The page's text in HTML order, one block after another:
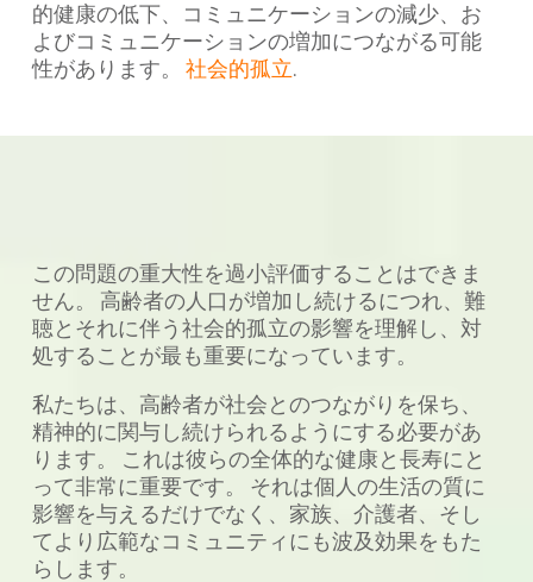
的健康の低下、コミュニケーションの減少、お
よびコミュニケーションの増加につながる可能
性があります。 社会的孤立.
この問題の重大性を過小評価することはできま
せん。 高齢者の人口が増加し続けるにつれ、難
聴とそれに伴う社会的孤立の影響を理解し、対
処することが最も重要になっています。
私たちは、高齢者が社会とのつながりを保ち、
精神的に関与し続けられるようにする必要があ
ります。 これは彼らの全体的な健康と長寿にと
って非常に重要です。 それは個人の生活の質に
影響を与えるだけでなく、家族、介護者、そし
てより広範なコミュニティにも波及効果をもた
らします。